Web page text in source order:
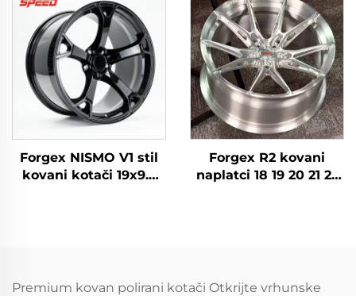
Lexus IS300 Nissan
350Z 370Z GS300 S13
R32
prilagođene kovane
felge za Nissan 370Z
350Z Toyota Honda
Forgex NISMO V1 stil
kovani kotači 19x9.5
G37
Forgex R2 kovani
naplatci 18 19 20 21 22
Premium kovan polirani kotači Otkrijte vrhunske